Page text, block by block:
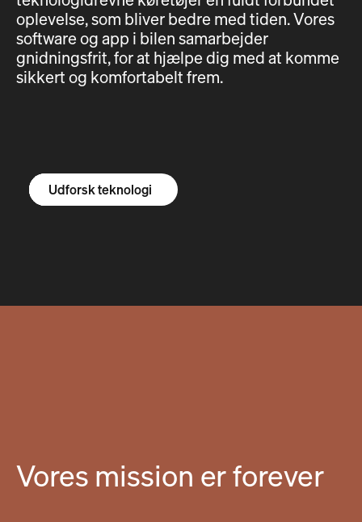
oplevelse, som bliver bedre med tiden. Vores
software og app i bilen samarbejder
gnidningsfrit, for at hjælpe dig med at komme
sikkert og komfortabelt frem.
Udforsk R1S
Udforsk R1T
Udforsk varevogne
Udforsk teknologi
Vores mission er forever